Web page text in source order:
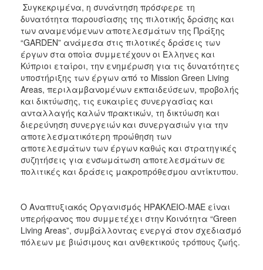
Συγκεκριμένα, η συνάντηση πρόσφερε τη
δυνατότητα παρουσίασης της πιλοτικής δράσης και
των αναμενόμενων αποτελεσμάτων της Πράξης
“GARDEN” ανάμεσα στις πιλοτικές δράσεις των
έργων στα οποία συμμετέχουν οι Έλληνες και
Κύπριοι εταίροι, την ενημέρωση για τις δυνατότητες
υποστήριξης των έργων από το Mission Green Living
Areas, περιλαμβανομένων εκπαιδεύσεων, προβολής
και δικτύωσης, τις ευκαιρίες συνεργασίας και
ανταλλαγής καλών πρακτικών, τη δικτύωση και
διερεύνηση συνεργειών και συνεργασιών για την
αποτελεσματικότερη προώθηση των
αποτελεσμάτων των έργων καθώς και στρατηγικές
συζητήσεις για ενσωμάτωση αποτελεσμάτων σε
πολιτικές και δράσεις μακροπρόθεσμου αντίκτυπου.
Ο Αναπτυξιακός Οργανισμός ΗΡΑΚΛΕΙΟ-ΜΑΕ είναι
υπερήφανος που συμμετέχει στην Κοινότητα “Green
Living Areas”, συμβάλλοντας ενεργά στον σχεδιασμό
πόλεων με βιώσιμους και ανθεκτικούς τρόπους ζωής.